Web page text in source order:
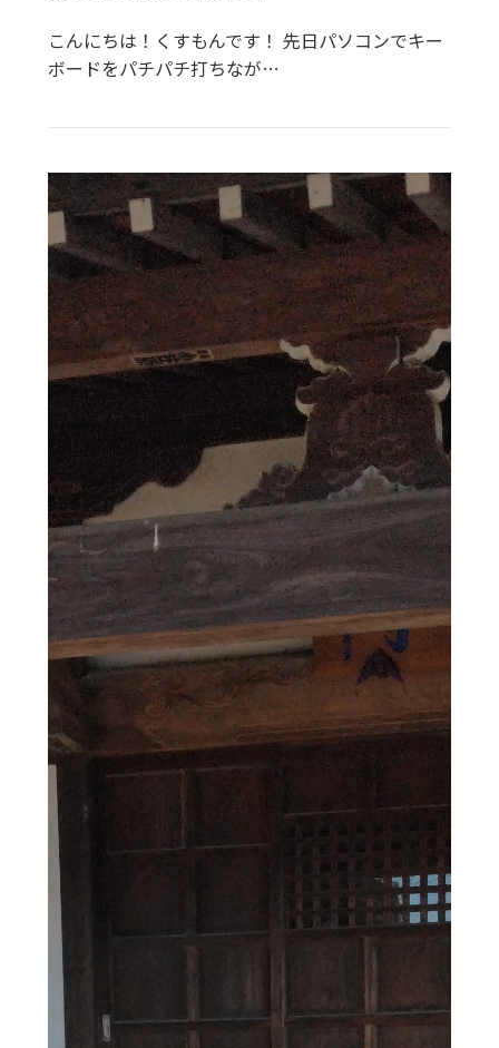
こんにちは！くすもんです！ 先日パソコンでキー
ボードをパチパチ打ちなが…